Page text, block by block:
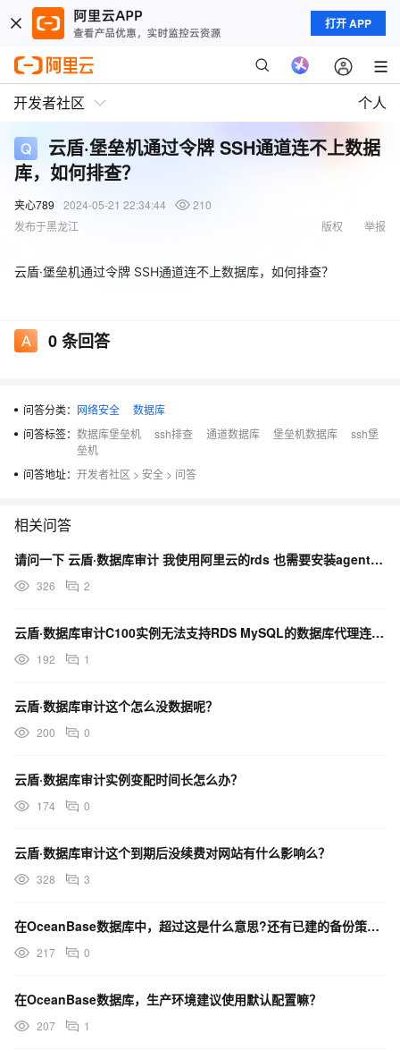
打开 APP
开发者社区 个人
云盾·堡垒机通过令牌 SSH通道连不上数据
库，如何排查？
夹心789 2024-05-21 22:34:44
210
发布于黑龙江
举报
版权
云盾·堡垒机通过令牌 SSH通道连不上数据库，如何排查？
0条回答
问答分类： 网络安全
数据库
问答标签： 数据库堡垒机 ssh排查 通道数据库 堡垒机数据库
ssh堡
垒机
问答地址： 开发者社区 > 安全 > 问答
相关问答
请问一下 云盾·数据库审计 我使用阿里云的rds 也需要安装agent吗？
326 2
云盾·数据库审计C100实例无法支持RDS MySQL的数据库代理连接吗?
192 1
云盾·数据库审计这个怎么没数据呢？
200 0
云盾·数据库审计实例变配时间长怎么办？
174 0
云盾·数据库审计这个到期后没续费对网站有什么影响么？
328 3
在OceanBase数据库中，超过这是什么意思?还有已建的备份策略 能不能修改?
217 0
在OceanBase数据库，生产环境建议使用默认配置嘛？
207 1